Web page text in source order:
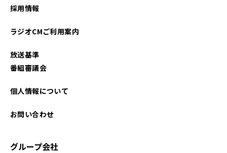
2025年09月
採用情報
ラジオCMご利用案内
放送基準
番組審議会
個人情報について
お問い合わせ
グループ会社